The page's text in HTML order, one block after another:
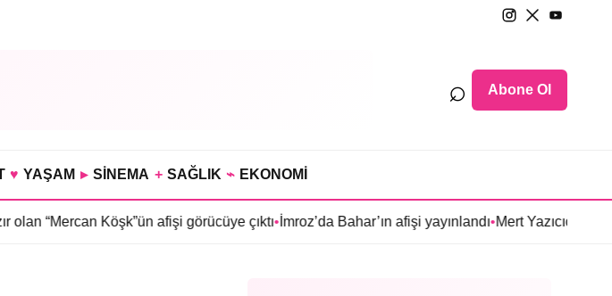
⌕ Abone Ol
♥ YAŞAM ▸ SİNEMA + SAĞLIK ⌁ EKONOMİ
Köşk”ün afişi görücüye çıktı•İmroz’da Bahar’ın afişi yayınlandı•Mert Yazıcıoğlu’nun Aras